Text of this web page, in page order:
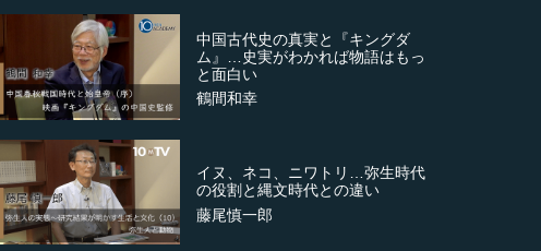
中国古代史の真実と『キングダ
ム』…史実がわかれば物語はもっ
と面白い
鶴間和幸
イヌ、ネコ、ニワトリ…弥生時代
の役割と縄文時代との違い
藤尾慎一郎